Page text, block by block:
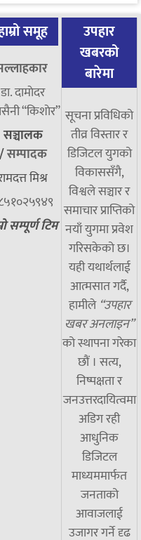
समूह
डा. दामाेदर
“किशाेर”
सञ्चालक
/सम्पादक
मिश्र
सम्पूर्ण टिम
उपहार
खबरको
बारेमा
सूचना प्रविधिको
तीव्र विस्तार र
डिजिटल युगको
विकाससँगै,
विश्वले सञ्चार र
समाचार प्राप्तिको
नयाँ युगमा प्रवेश
गरिसकेको छ।
यही यथार्थलाई
आत्मसात गर्दै,
हामीले “उपहार
खबर अनलाइन”
को स्थापना गरेका
छौं । सत्य,
निष्पक्षता र
जनउत्तरदायित्वमा
अडिग रही
आधुनिक
डिजिटल
माध्यममार्फत
जनताको
आवाजलाई
उजागर गर्ने दृढ